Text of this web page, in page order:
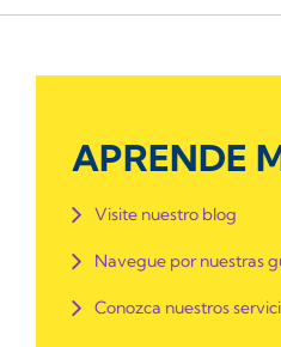
APRENDE
Visite nuestro blog
Navegue por nuestras
Conozca nuestros